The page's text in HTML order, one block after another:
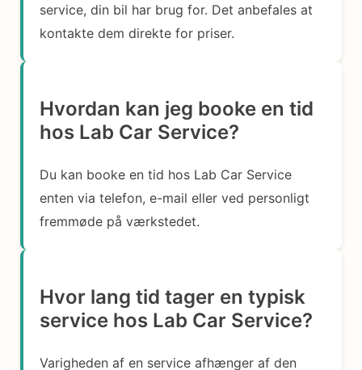
service, din bil har brug for. Det anbefales at
kontakte dem direkte for priser.
Hvordan kan jeg booke en tid
hos Lab Car Service?
Du kan booke en tid hos Lab Car Service
enten via telefon, e-mail eller ved personligt
fremmøde på værkstedet.
Hvor lang tid tager en typisk
service hos Lab Car Service?
Varigheden af en service afhænger af den